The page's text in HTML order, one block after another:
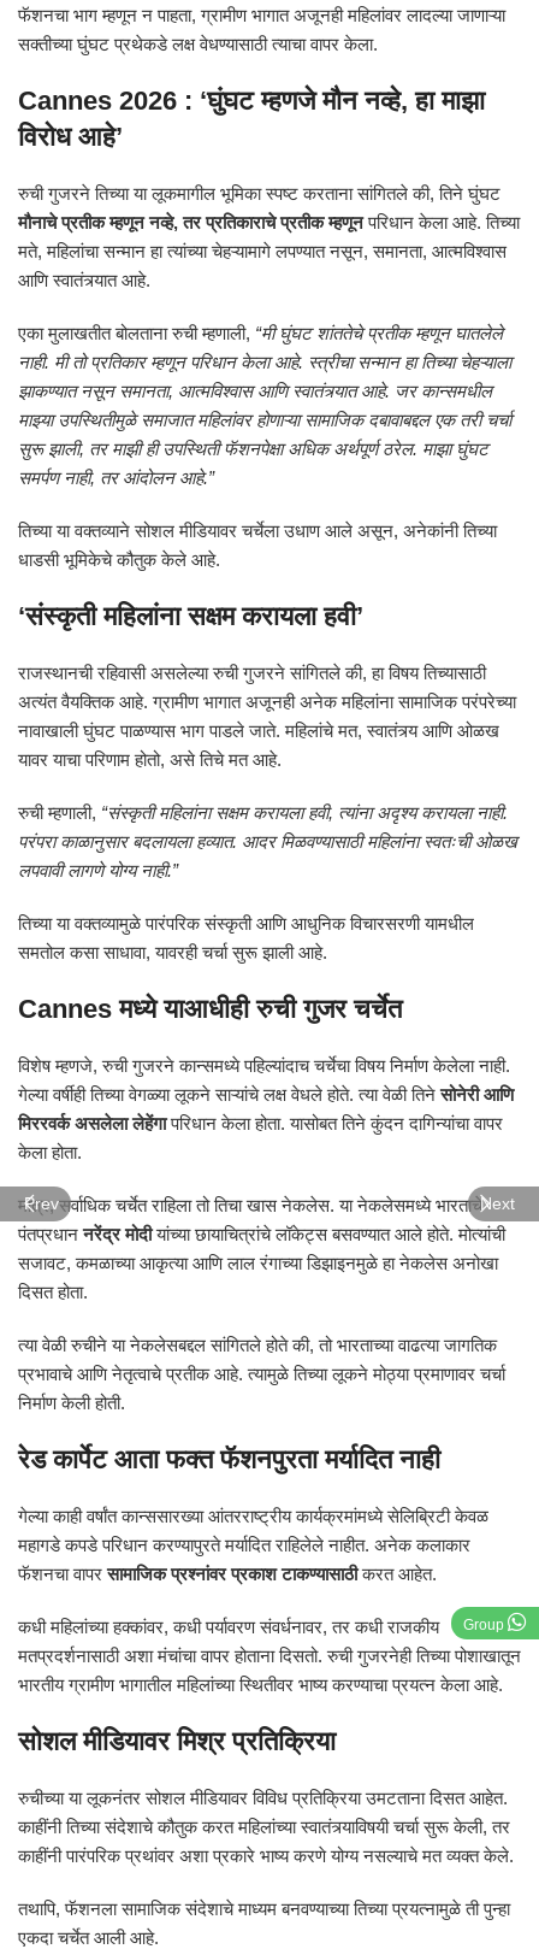
Group
फॅशनचा भाग म्हणून न पाहता, ग्रामीण भागात अजूनही महिलांवर लादल्या जाणाऱ्या
सक्तीच्या घुंघट प्रथेकडे लक्ष वेधण्यासाठी त्याचा वापर केला.
Cannes 2026 : ‘घुंघट म्हणजे मौन नव्हे, हा माझा
विरोध आहे’
रुची गुजरने तिच्या या लूकमागील भूमिका स्पष्ट करताना सांगितले की, तिने घुंघट
मौनाचे प्रतीक म्हणून नव्हे, तर प्रतिकाराचे प्रतीक म्हणूनपरिधान केला आहे. तिच्या
मते, महिलांचा सन्मान हा त्यांच्या चेहऱ्यामागे लपण्यात नसून, समानता, आत्मविश्वास
आणि स्वातंत्र्यात आहे.
एका मुलाखतीत बोलताना रुची म्हणाली, “मी घुंघट शांततेचे प्रतीक म्हणून घातलेले
नाही. मी तो प्रतिकार म्हणून परिधान केला आहे. स्त्रीचा सन्मान हा तिच्या चेहऱ्याला
झाकण्यात नसून समानता, आत्मविश्वास आणि स्वातंत्र्यात आहे. जर कान्समधील
माझ्या उपस्थितीमुळे समाजात महिलांवर होणाऱ्या सामाजिक दबावाबद्दल एक तरी चर्चा
सुरू झाली, तर माझी ही उपस्थिती फॅशनपेक्षा अधिक अर्थपूर्ण ठरेल. माझा घुंघट
समर्पण नाही, तर आंदोलन आहे.”
तिच्या या वक्तव्याने सोशल मीडियावर चर्चेला उधाण आले असून, अनेकांनी तिच्या
धाडसी भूमिकेचे कौतुक केले आहे.
‘संस्कृती महिलांना सक्षम करायला हवी’
राजस्थानची रहिवासी असलेल्या रुची गुजरने सांगितले की, हा विषय तिच्यासाठी
अत्यंत वैयक्तिक आहे. ग्रामीण भागात अजूनही अनेक महिलांना सामाजिक परंपरेच्या
नावाखाली घुंघट पाळण्यास भाग पाडले जाते. महिलांचे मत, स्वातंत्र्य आणि ओळख
यावर याचा परिणाम होतो, असे तिचे मत आहे.
रुची म्हणाली, “संस्कृती महिलांना सक्षम करायला हवी, त्यांना अदृश्य करायला नाही.
परंपरा काळानुसार बदलायला हव्यात. आदर मिळवण्यासाठी महिलांना स्वतःची ओळख
लपवावी लागणे योग्य नाही.”
तिच्या या वक्तव्यामुळे पारंपरिक संस्कृती आणि आधुनिक विचारसरणी यामधील
समतोल कसा साधावा, यावरही चर्चा सुरू झाली आहे.
Cannes मध्ये याआधीही रुची गुजर चर्चेत
विशेष म्हणजे, रुची गुजरने कान्समध्ये पहिल्यांदाच चर्चेचा विषय निर्माण केलेला नाही.
गेल्या वर्षीही तिच्या वेगळ्या लूकने साऱ्यांचे लक्ष वेधले होते. त्या वेळी तिनेसोनेरी आणि
मिररवर्क असलेला लेहेंगापरिधान केला होता. यासोबत तिने कुंदन दागिन्यांचा वापर
केला होता.
मात्र, सर्वाधिक चर्चेत राहिला तो तिचा खास नेकलेस. या नेकलेसमध्ये भारताचे
पंतप्रधाननरेंद्र मोदीयांच्या छायाचित्रांचे लॉकेट्स बसवण्यात आले होते. मोत्यांची
सजावट, कमळाच्या आकृत्या आणि लाल रंगाच्या डिझाइनमुळे हा नेकलेस अनोखा
दिसत होता.
त्या वेळी रुचीने या नेकलेसबद्दल सांगितले होते की, तो भारताच्या वाढत्या जागतिक
प्रभावाचे आणि नेतृत्वाचे प्रतीक आहे. त्यामुळे तिच्या लूकने मोठ्या प्रमाणावर चर्चा
निर्माण केली होती.
रेड कार्पेट आता फक्त फॅशनपुरता मर्यादित नाही
गेल्या काही वर्षांत कान्ससारख्या आंतरराष्ट्रीय कार्यक्रमांमध्ये सेलिब्रिटी केवळ
महागडे कपडे परिधान करण्यापुरते मर्यादित राहिलेले नाहीत. अनेक कलाकार
फॅशनचा वापरसामाजिक प्रश्नांवर प्रकाश टाकण्यासाठीकरत आहेत.
कधी महिलांच्या हक्कांवर, कधी पर्यावरण संवर्धनावर, तर कधी राजकीय
मतप्रदर्शनासाठी अशा मंचांचा वापर होताना दिसतो. रुची गुजरनेही तिच्या पोशाखातून
भारतीय ग्रामीण भागातील महिलांच्या स्थितीवर भाष्य करण्याचा प्रयत्न केला आहे.
सोशल मीडियावर मिश्र प्रतिक्रिया
रुचीच्या या लूकनंतर सोशल मीडियावर विविध प्रतिक्रिया उमटताना दिसत आहेत.
काहींनी तिच्या संदेशाचे कौतुक करत महिलांच्या स्वातंत्र्याविषयी चर्चा सुरू केली, तर
काहींनी पारंपरिक प्रथांवर अशा प्रकारे भाष्य करणे योग्य नसल्याचे मत व्यक्त केले.
तथापि, फॅशनला सामाजिक संदेशाचे माध्यम बनवण्याच्या तिच्या प्रयत्नामुळे ती पुन्हा
एकदा चर्चेत आली आहे.
Prev Next